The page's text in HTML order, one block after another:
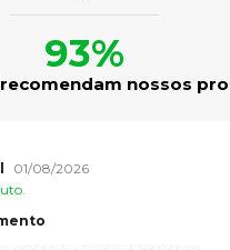
93%
nossos
01/08/2026